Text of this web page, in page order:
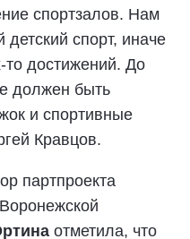
спортзалов. Нам
спорт, иначе
то достижений. До
должен быть
и спортивные
Кравцов.
партпроекта
отметила, что